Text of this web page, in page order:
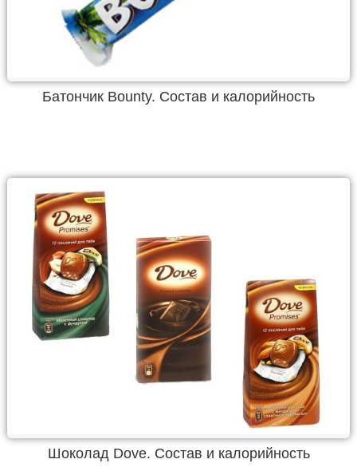
Батончик Bounty. Состав и калорийность
Шоколад Dove. Состав и калорийность